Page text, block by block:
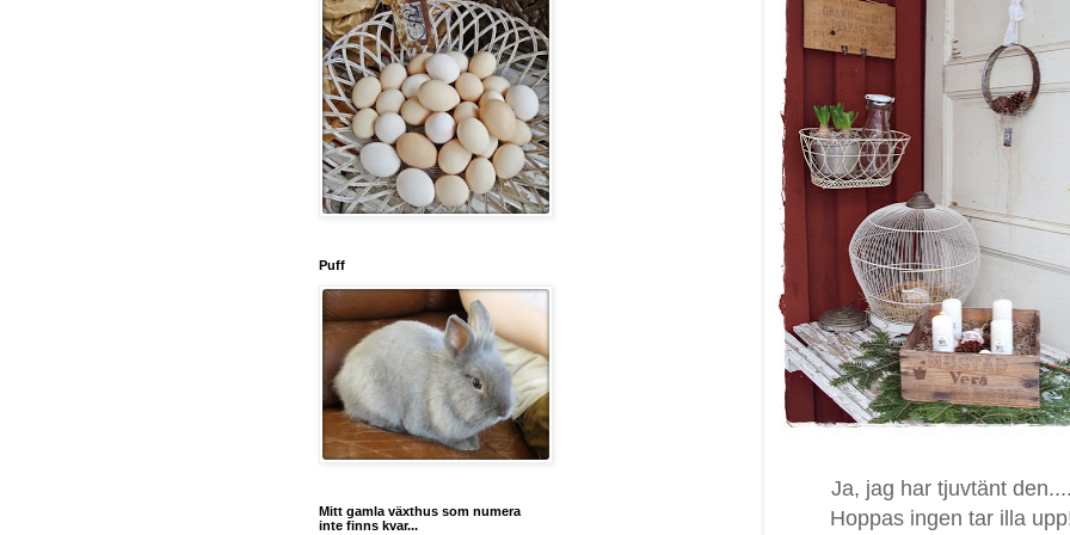
Ja, jag har tjuvtänt
Hoppas ingen tar illa
Puff
Mitt gamla växthus som numera
inte finns kvar...